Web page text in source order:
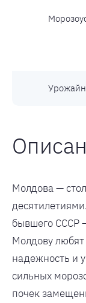
Молдова —
бывшего СССР
Молдову любят
надежность и
сильных
почек